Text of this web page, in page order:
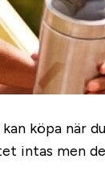
köpa när
men